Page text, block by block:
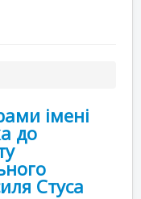
імені
до
Стуса